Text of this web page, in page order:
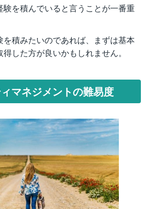
を積んでいると言うことが一番重
積みたいのであれば、まずは基本
した方が良いかもしれません。
マネジメントの難易度